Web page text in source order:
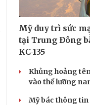
Mỹ duy trì sức
tại Trung Đông
KC-135
Khủng hoảng
vào thế lưỡng
Mỹ bác thông tin